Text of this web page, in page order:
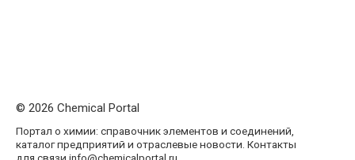
© 2026 Chemical Portal
Портал о химии: справочник элементов и соединений,
каталог предприятий и отраслевые новости. Контакты